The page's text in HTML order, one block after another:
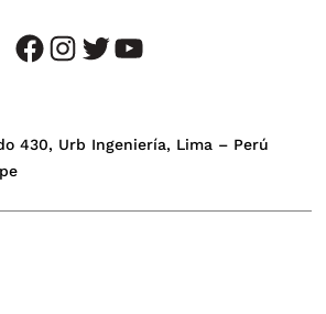
facebook instagram twitter youtube
430, Urb Ingeniería, Lima – Perú